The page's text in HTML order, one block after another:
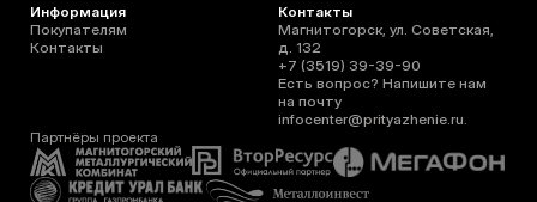
Информация
Покупателям
Контакты
Контакты
Магнитогорск, ул. Советская,
д. 132
+7 (3519) 39-39-90
Есть вопрос? Напишите нам
на почту
infocenter@prityazhenie.ru
Партнёры проекта